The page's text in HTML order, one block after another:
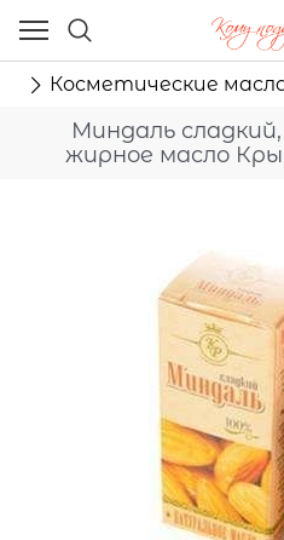
Косметические
Миндаль
жирное масло
Ваш город - Москва,
угадали?
ДА НЕТ